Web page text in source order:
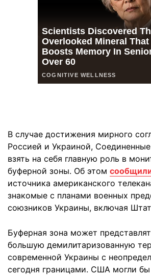
В случае достижения мирного
Россией и Украиной,
взять на себя главную роль в
буферной зоны. Об этом
источника американского
знакомые с планами военных
союзников Украины, включая
Буферная зона может
большую демилитаризованную
современной Украины с
сегодня границами. США могли бы